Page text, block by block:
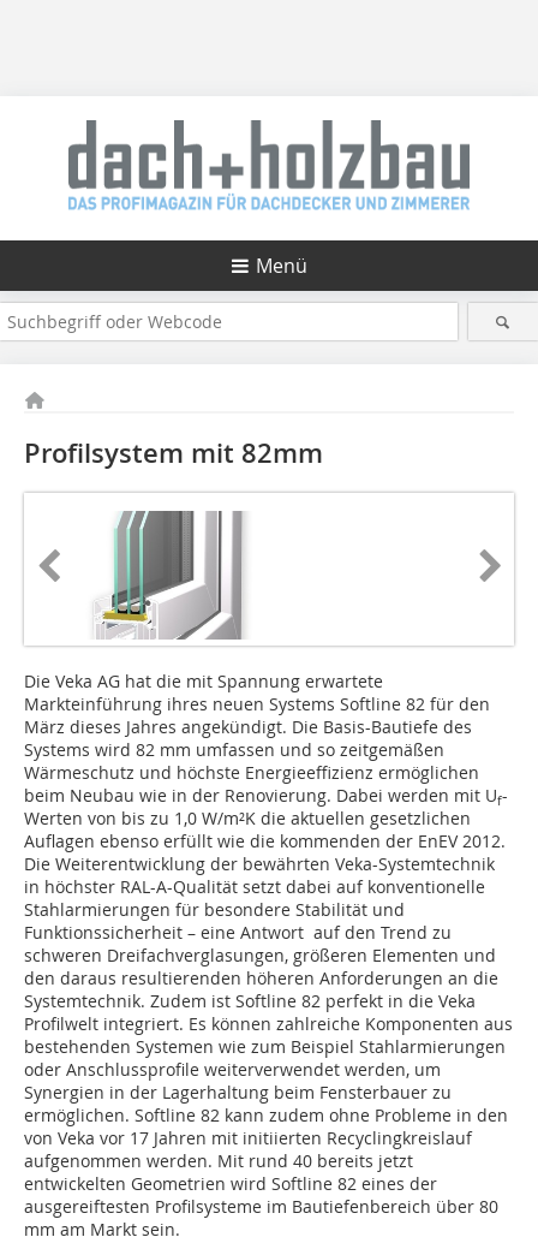
Menü
Profilsystem mit 82mm
Die Veka AG hat die mit Spannung erwartete
Markteinführung ihres neuen Systems Softline 82 für den
März dieses Jahres angekündigt. Die Basis-Bautiefe des
Systems wird 82 mm umfassen und so zeitgemäßen
Wärmeschutz und höchste Energieeffizienz ermöglichen
beim Neubau wie in der Renovierung. Dabei werden mit Uf-
Werten von bis zu 1,0 W/m²K die aktuellen gesetzlichen
Auflagen ebenso erfüllt wie die kommenden der EnEV 2012.
Die Weiterentwicklung der bewährten Veka-Systemtechnik
in höchster RAL-A-Qualität setzt dabei auf konventionelle
Stahlarmierungen für besondere Stabilität und
Funktionssicherheit – eine Antwort auf den Trend zu
schweren Dreifachverglasungen, größeren Elementen und
den daraus resultierenden höheren Anforderungen an die
Systemtechnik. Zudem ist Softline 82 perfekt in die Veka
Profilwelt integriert. Es können zahlreiche Komponenten aus
bestehenden Systemen wie zum Beispiel Stahlarmierungen
oder Anschlussprofile weiterverwendet werden, um
Synergien in der Lagerhaltung beim Fensterbauer zu
ermöglichen. Softline 82 kann zudem ohne Probleme in den
von Veka vor 17 Jahren mit initiierten Recyclingkreislauf
aufgenommen werden. Mit rund 40 bereits jetzt
entwickelten Geometrien wird Softline 82 eines der
ausgereiftesten Profilsysteme im Bautiefenbereich über 80
mm am Markt sein.